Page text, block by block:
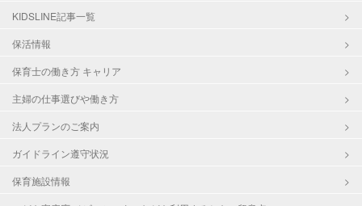
KIDSLINE記事一覧
保活情報
保育士の働き方 キャリア
主婦の仕事選びや働き方
法人プランのご案内
ガイドライン遵守状況
保育施設情報